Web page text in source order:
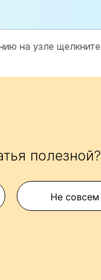
на узле щелкните
полезной?
Не совсем